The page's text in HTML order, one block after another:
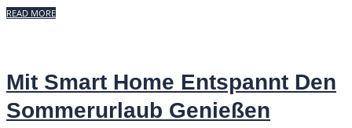
READ MORE
Mit Smart Home Entspannt Den
Sommerurlaub Genießen